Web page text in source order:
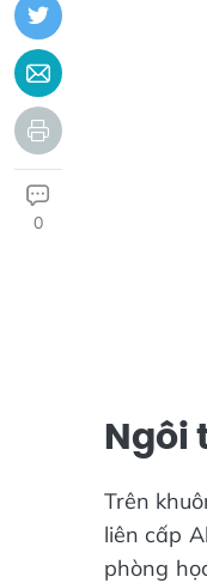
0
Ngôi
Trên
liên cấp
phòng